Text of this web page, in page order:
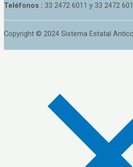
Teléfonos : 33 2472 6011 y 33 2472
Copyright © 2024 Sistema Estatal